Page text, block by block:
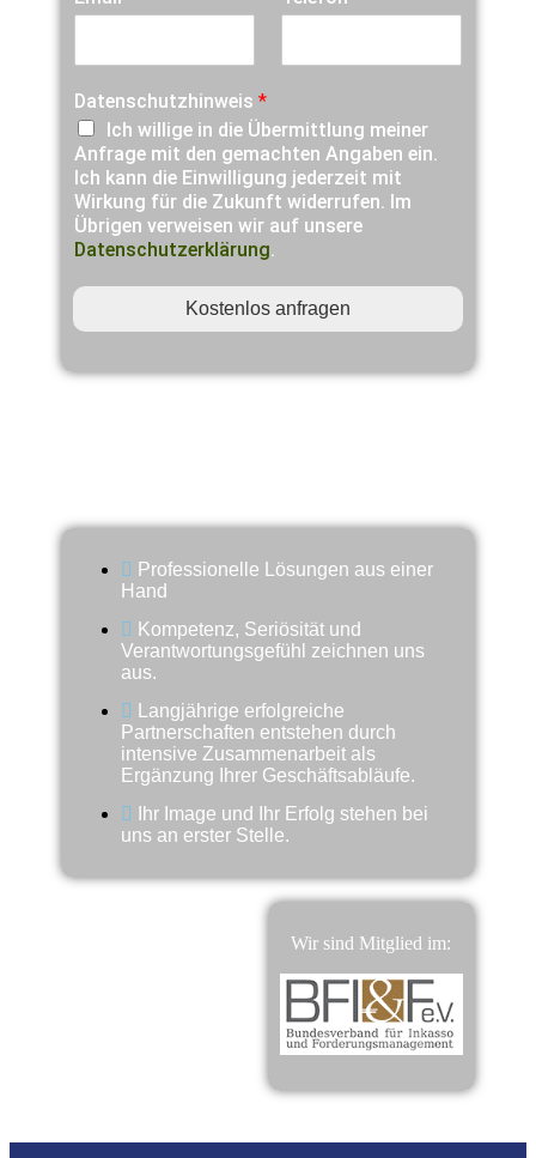
r
i
n
d
.
.
.
*
Datenschutzhinweis*
Ich willige in die Übermittlung meiner
Anfrage mit den gemachten Angaben ein.
Ich kann die Einwilligung jederzeit mit
Wirkung für die Zukunft widerrufen. Im
Übrigen verweisen wir auf unsere
Datenschutzerklärung.
Kostenlos anfragen
Professionelle Lösungen aus einer
Hand
Kompetenz, Seriösität und
Verantwortungsgefühl zeichnen uns
aus.
Langjährige erfolgreiche
Partnerschaften entstehen durch
intensive Zusammenarbeit als
Ergänzung Ihrer Geschäftsabläufe.
Ihr Image und Ihr Erfolg stehen bei
uns an erster Stelle.
Wir sind Mitglied im: